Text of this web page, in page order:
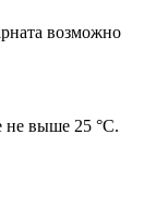
возможно
не выше 25 °C.